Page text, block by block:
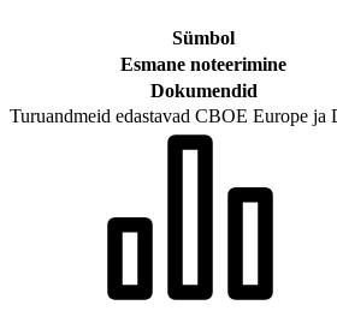
Sümbol
Esmane noteerimine
Dokumendid
Turuandmeid edastavad CBOE Europe ja